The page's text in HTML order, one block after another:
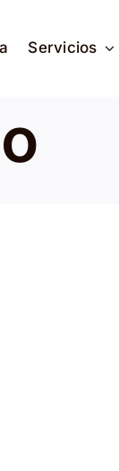
Servicios